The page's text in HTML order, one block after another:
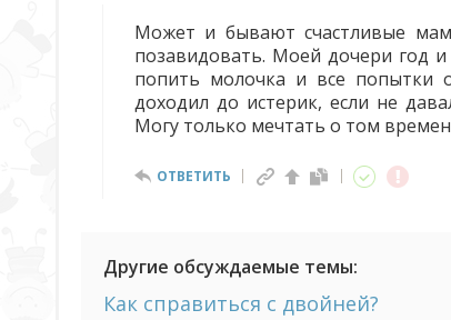
Может и бывают счастливые
позавидовать. Моей дочери год
попить молочка и все попытки
доходил до истерик, если не
Могу только мечтать о том
ОТВЕТИТЬ
Другие обсуждаемые темы:
Как справиться с двойней?